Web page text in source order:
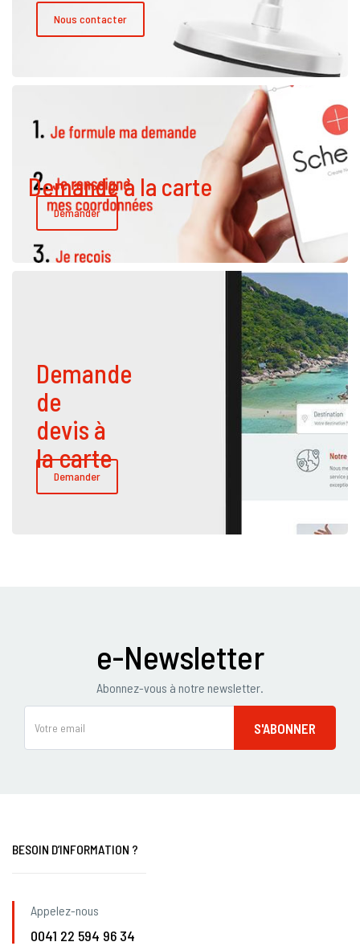
Nous contacter
Demande à la carte
Demander
Demande
de
devis à
la carte
Demander
e-Newsletter
Abonnez-vous à notre newsletter.
BESOIN D’INFORMATION ?
Appelez-nous
0041 22 594 96 34